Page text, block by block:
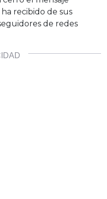
recibido de sus
de redes